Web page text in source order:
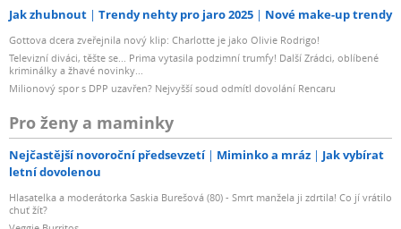
Jak zhubnout Trendy nehty pro jaro 2025 Nové make-up trendy
Gottova dcera zveřejnila nový klip: Charlotte je jako Olivie Rodrigo!
Televizní diváci, těšte se... Prima vytasila podzimní trumfy! Další Zrádci, oblíbené
kriminálky a žhavé novinky...
Milionový spor s DPP uzavřen? Nejvyšší soud odmítl dovolání Rencaru
Pro ženy a maminky
Nejčastější novoroční předsevzetí Miminko a mráz
Jak vybírat
letní dovolenou
Hlasatelka a moderátorka Saskia Burešová (80) - Smrt manžela ji zdrtila! Co jí vrátilo
chuť žít?